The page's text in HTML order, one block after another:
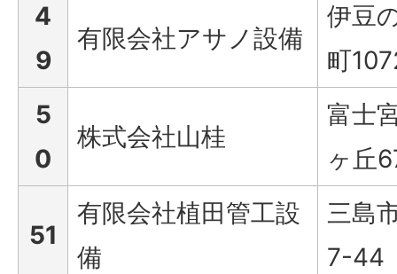
4
9
有限会社アサノ設備
伊豆
町
5
0
株式会社山桂
富士
ヶ丘
51
有限会社植田管工設
備
三島
7-44